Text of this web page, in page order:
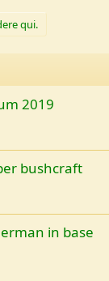
qui.
2019
bushcraft
in base